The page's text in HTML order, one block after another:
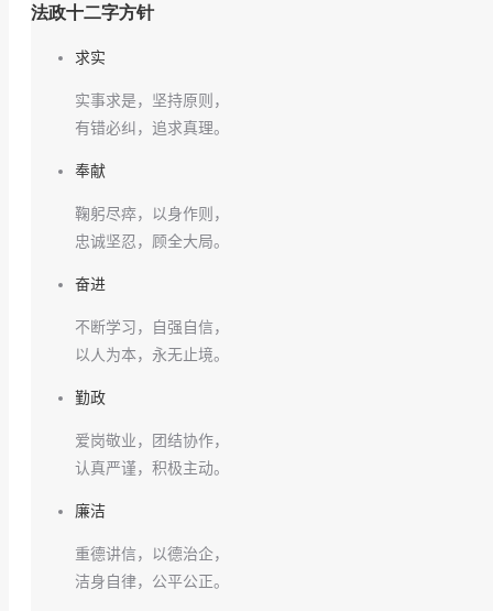
法政十二字方针
求实
实事求是，坚持原则，
有错必纠，追求真理。
奉献
鞠躬尽瘁，以身作则，
忠诚坚忍，顾全大局。
奋进
不断学习，自强自信，
以人为本，永无止境。
勤政
爱岗敬业，团结协作，
认真严谨，积极主动。
廉洁
重德讲信，以德治企，
洁身自律，公平公正。